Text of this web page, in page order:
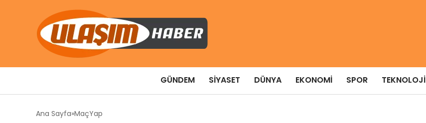
GÜNDEM SIYASET DÜNYA EKONOMI SPOR TEKNOLOJI
Ana Sayfa MaçYap